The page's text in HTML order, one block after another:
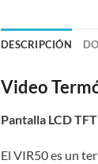
DESCRIPCIÓN
Video
Pantalla LCD
El VIR50 es un